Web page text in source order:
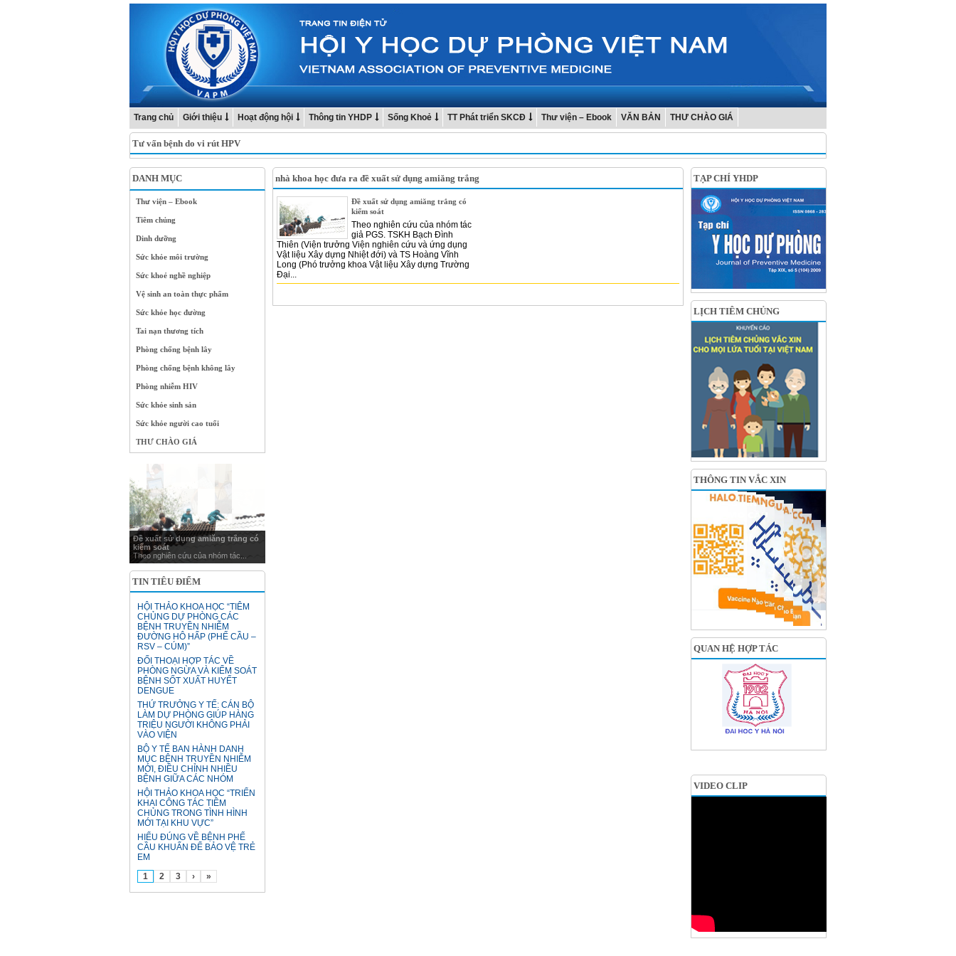
Trang chủ Giới thiệu Hoạt động hội Thông tin YHDP Sống Khoẻ TT Phát triển SKCĐ Thư viện – Ebook VĂN BẢN THƯ CHÀO GIÁ
Tư vấn bệnh do vi rút HPV
DANH MỤC
Thư viện – Ebook
Tiêm chủng
Dinh dưỡng
Sức khỏe môi trường
Sức khoẻ nghề nghiệp
Vệ sinh an toàn thực phẩm
Sức khỏe học đường
Tai nạn thương tích
Phòng chống bệnh lây
Phòng chống bệnh không lây
Phòng nhiễm HIV
Sức khỏe sinh sản
Sức khỏe người cao tuổi
THƯ CHÀO GIÁ
Đề xuất sử dụng amiăng trắng có
kiểm soát
Theo nghiên cứu của nhóm tác...
TIN TIÊU ĐIỂM
HỘI THẢO KHOA HỌC “TIÊM
CHỦNG DỰ PHÒNG CÁC
BỆNH TRUYỀN NHIỄM
ĐƯỜNG HÔ HẤP (PHẾ CẦU –
RSV – CÚM)”
ĐỐI THOẠI HỢP TÁC VỀ
PHÒNG NGỪA VÀ KIỂM SOÁT
BỆNH SỐT XUẤT HUYẾT
DENGUE
THỨ TRƯỞNG Y TẾ: CÁN BỘ
LÀM DỰ PHÒNG GIÚP HÀNG
TRIỆU NGƯỜI KHÔNG PHẢI
VÀO VIỆN
BỘ Y TẾ BAN HÀNH DANH
MỤC BỆNH TRUYỀN NHIỄM
MỚI, ĐIỀU CHỈNH NHIỀU
BỆNH GIỮA CÁC NHÓM
HỘI THẢO KHOA HỌC “TRIỂN
KHAI CÔNG TÁC TIÊM
CHỦNG TRONG TÌNH HÌNH
MỚI TẠI KHU VỰC”
HIỂU ĐÚNG VỀ BỆNH PHẾ
CẦU KHUẨN ĐỂ BẢO VỆ TRẺ
EM
1
2 3 › »
nhà khoa học đưa ra đề xuất sử dụng amiăng trắng
Đề xuất sử dụng amiăng trắng có
kiểm soát
Theo nghiên cứu của nhóm tác
giả PGS. TSKH Bạch Đình
Thiên (Viện trưởng Viện nghiên cứu và ứng dụng
Vật liệu Xây dựng Nhiệt đới) và TS Hoàng Vĩnh
Long (Phó trưởng khoa Vật liệu Xây dựng Trường
Đại...
TẠP CHÍ YHDP
LỊCH TIÊM CHỦNG
THÔNG TIN VẮC XIN
QUAN HỆ HỢP TÁC
VIDEO CLIP